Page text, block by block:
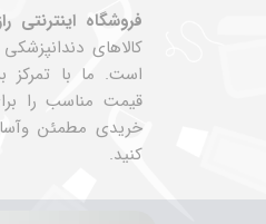
فروشگاه اینترنتی
کالاهای
است. ما با
قیمت مناسب را
خریدی مطمئن
کنید.